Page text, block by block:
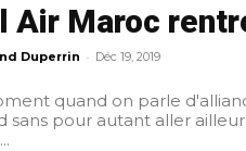
Air Maroc
Duperrin - Déc 19, 2019
quand on parle
sans pour autant aller